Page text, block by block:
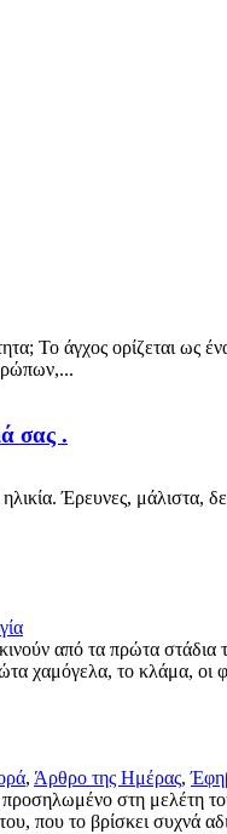
Το άγχος ορίζεται
σας .
Έρευνες,
από τα πρώτα
χαμόγελα, το κλάμα,
, Άρθρο της Ημέρας,
στη μελέτη
που το βρίσκει συχνά